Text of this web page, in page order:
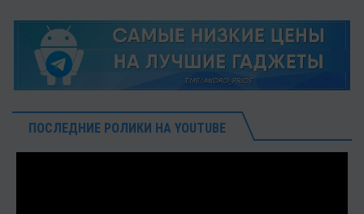
ПОСЛЕДНИЕ РОЛИКИ НА YOUTUBE